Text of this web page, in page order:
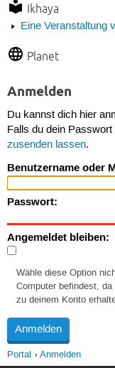
Ikhaya
Eine Veranstaltung
Planet
Anmelden
Du kannst dich hier
Falls du dein
zusenden lassen.
Benutzername oder
Passwort:
Angemeldet bleiben:
Wähle diese Option
Computer befindest,
zu deinem Konto
Portal Anmelden